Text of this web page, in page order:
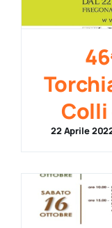
Colli
22 Aprile